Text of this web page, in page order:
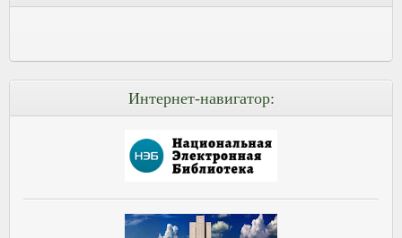
Интернет-навигатор: